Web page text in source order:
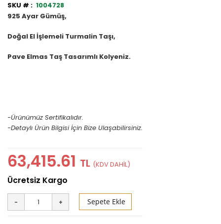
1004728
925 Ayar Gümüş,
Doğal El İşlemeli Turmalin Taşı,
Pave Elmas Taş Tasarımlı Kolyeniz.
-Ürünümüz Sertifikalıdır.
-Detaylı Ürün Bilgisi İçin Bize Ulaşabilirsiniz.
63,415.61 TL
Sepete Ekle